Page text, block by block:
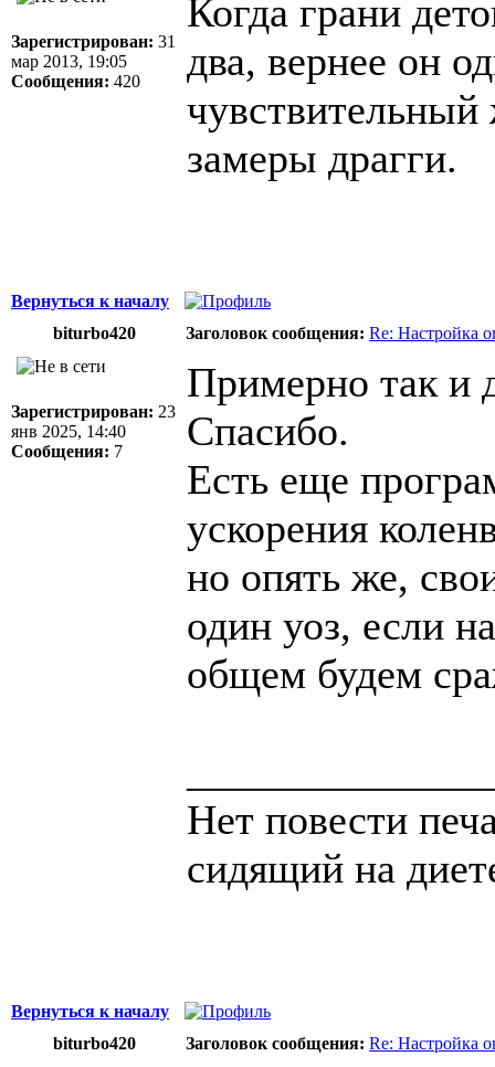
Зарегистрирован: 31
мар 2013, 19:05
Сообщения: 420
Когда грани
два, вернее он
замеры драгги.
Вернуться к началу
biturbo420
Заголовок сообщения: Re: Настройка
Зарегистрирован: 23
янв 2025, 14:40
Сообщения: 7
Примерно так и
Спасибо.
Есть еще
ускорения
но опять же,
один уоз, если
общем будем
Нет повести
сидящий на
Вернуться к началу
biturbo420
Заголовок сообщения: Re: Настройка